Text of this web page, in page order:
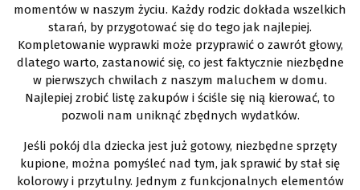
momentów w naszym życiu. Każdy rodzic dokłada wszelkich
starań, by przygotować się do tego jak najlepiej.
Kompletowanie wyprawki może przyprawić o zawrót głowy,
dlatego warto, zastanowić się, co jest faktycznie niezbędne
w pierwszych chwilach z naszym maluchem w domu.
Najlepiej zrobić listę zakupów i ściśle się nią kierować, to
pozwoli nam uniknąć zbędnych wydatków.
Jeśli pokój dla dziecka jest już gotowy, niezbędne sprzęty
kupione, można pomyśleć nad tym, jak sprawić by stał się
kolorowy i przytulny. Jednym z funkcjonalnych elementów